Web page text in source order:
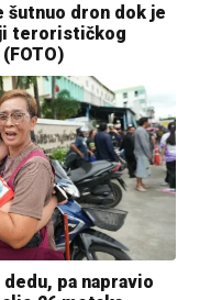
šutnuo dron dok je
terorističkog
pa napravio